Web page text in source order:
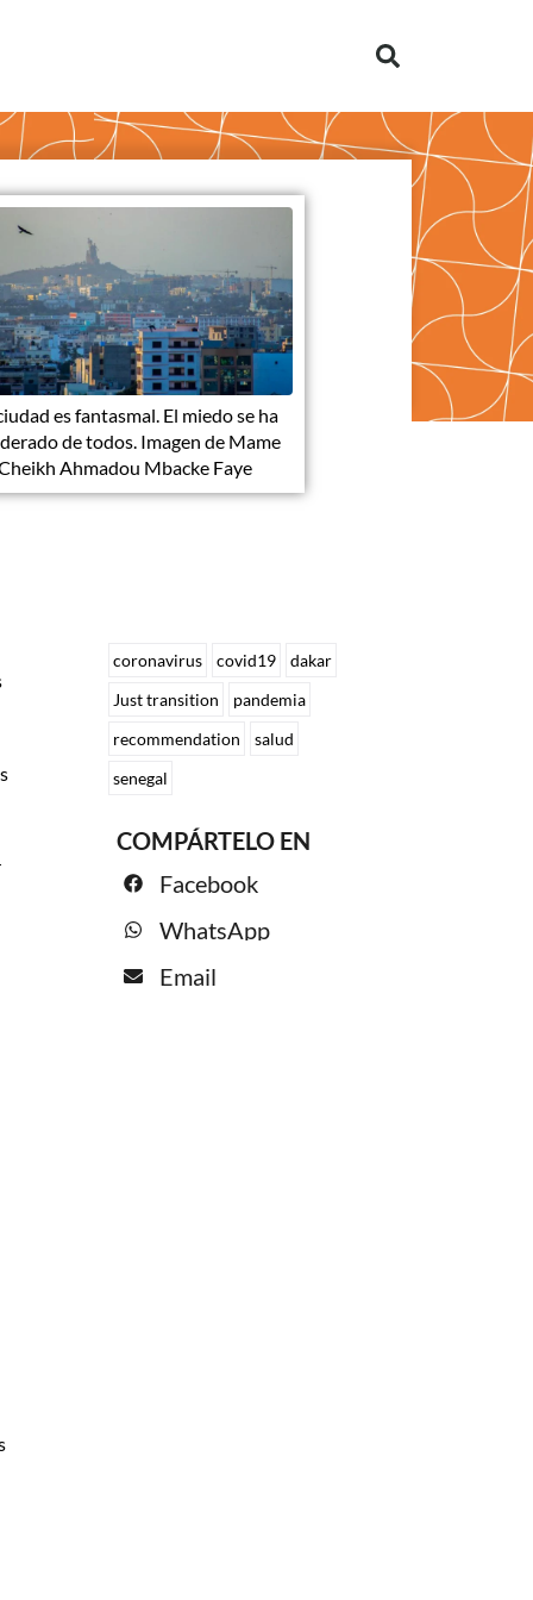
es fantasmal. El miedo se ha
de todos. Imagen de Mame
Ahmadou Mbacke Faye
coronavirus covid19
dakar
Just transition
pandemia
recommendation
salud
senegal
COMPÁRTELO EN
Facebook
WhatsApp
Email